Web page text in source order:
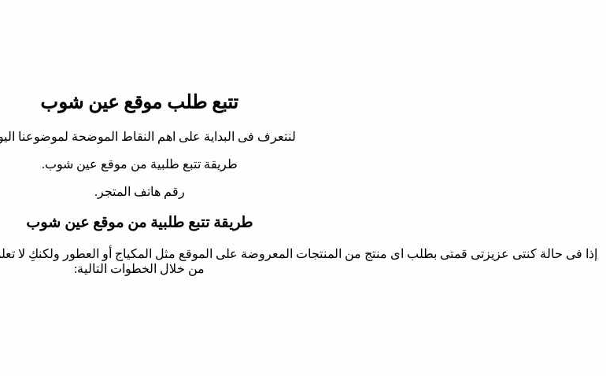
تتبع طلب موقع عين شوب
لنتعرف فى البداية على اهم النقاط الموضحة لموضوعنا
طريقة تتبع طلبية من موقع عين شوب.
رقم هاتف المتجر.
طريقة تتبع طلبية من موقع عين شوب
إذا فى حالة كنتى عزيزتى قمتى بطلب اى منتج من المنتجات المعروضة على الموقع مثل المكياج أو العطور ولكنكِ لا
من خلال الخطوات التالية: